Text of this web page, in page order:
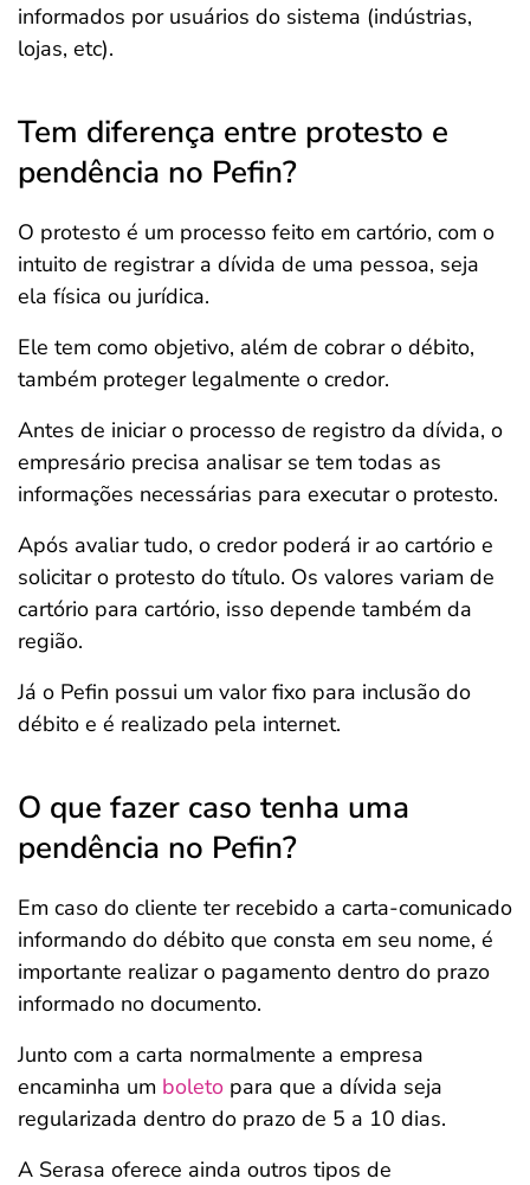
informados por usuários do sistema (indústrias,
lojas, etc).
Tem diferença entre protesto e
pendência no Pefin?
O protesto é um processo feito em cartório, com o
intuito de registrar a dívida de uma pessoa, seja
ela física ou jurídica.
Ele tem como objetivo, além de cobrar o débito,
também proteger legalmente o credor.
Antes de iniciar o processo de registro da dívida, o
empresário precisa analisar se tem todas as
informações necessárias para executar o protesto.
Após avaliar tudo, o credor poderá ir ao cartório e
solicitar o protesto do título. Os valores variam de
cartório para cartório, isso depende também da
região.
Já o Pefin possui um valor fixo para inclusão do
débito e é realizado pela internet.
O que fazer caso tenha uma
pendência no Pefin?
Em caso do cliente ter recebido a carta-comunicado
informando do débito que consta em seu nome, é
importante realizar o pagamento dentro do prazo
informado no documento.
Junto com a carta normalmente a empresa
encaminha um boleto para que a dívida seja
regularizada dentro do prazo de 5 a 10 dias.
A Serasa oferece ainda outros tipos de